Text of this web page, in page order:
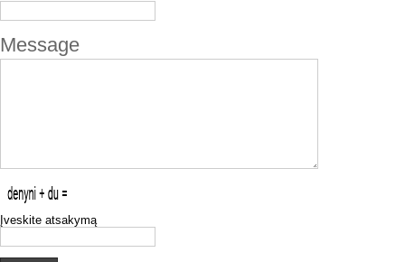
Message
Įveskite atsakymą